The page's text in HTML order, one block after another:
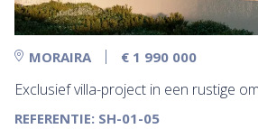
MORAIRA € 1 990 000
Exclusief villa-project in een rustige
REFERENTIE: SH-01-05